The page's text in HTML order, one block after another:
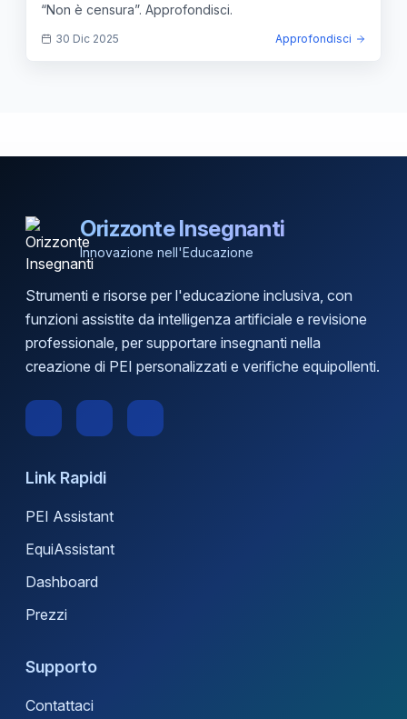
“Non è censura”. Approfondisci.
30 Dic 2025 Approfondisci
Orizzonte Insegnanti
Innovazione nell'Educazione
Strumenti e risorse per l'educazione inclusiva, con
funzioni assistite da intelligenza artificiale e revisione
professionale, per supportare insegnanti nella
creazione di PEI personalizzati e verifiche equipollenti.
Link Rapidi
PEI Assistant
EquiAssistant
Dashboard
Prezzi
Supporto
Contattaci